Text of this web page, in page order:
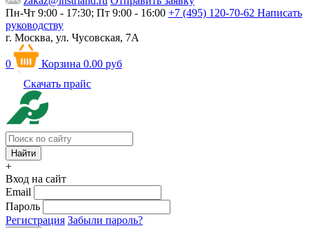
Пн-Чт 9:00 - 17:30; Пт 9:00 - 16:00 +7 (495) 120-70-62 Написать
руководству
г. Москва, ул. Чусовская, 7А
0 Корзина 0.00 руб
Скачать прайс
+
Вход на сайт
Email
Пароль
Регистрация Забыли пароль?